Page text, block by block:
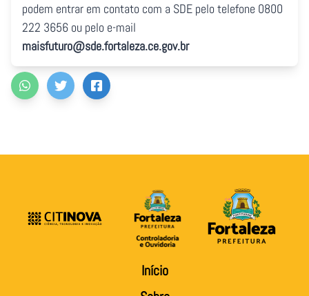
podem entrar em contato com a SDE pelo telefone 0800
222 3656 ou pelo e-mail
maisfuturo@sde.fortaleza.ce.gov.br
Início